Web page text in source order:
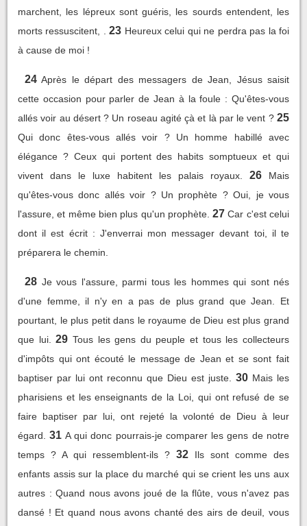
marchent, les lépreux sont guéris, les sourds entendent, les
morts ressuscitent, .
23 Heureux celui qui ne perdra pas la foi
à cause de moi !
24 Après le départ des messagers de Jean, Jésus saisit
cette occasion pour parler de Jean à la foule : Qu'êtes-vous
allés voir au désert ? Un roseau agité çà et là par le vent ? 25
Qui donc êtes-vous allés voir ? Un homme habillé avec
élégance ? Ceux qui portent des habits somptueux et qui
vivent dans le luxe habitent les palais royaux.
26
Mais
qu'êtes-vous donc allés voir ? Un prophète ? Oui, je vous
l'assure, et même bien plus qu'un prophète. 27 Car c'est celui
dont il est écrit : J'enverrai mon messager devant toi, il te
préparera le chemin.
28 Je vous l'assure, parmi tous les hommes qui sont nés
d'une femme, il n'y en a pas de plus grand que Jean. Et
pourtant, le plus petit dans le royaume de Dieu est plus grand
que lui.
29 Tous les gens du peuple et tous les collecteurs
d'impôts qui ont écouté le message de Jean et se sont fait
baptiser par lui ont reconnu que Dieu est juste.
30 Mais les
pharisiens et les enseignants de la Loi, qui ont refusé de se
faire baptiser par lui, ont rejeté la volonté de Dieu à leur
égard.
31 A qui donc pourrais-je comparer les gens de notre
temps ? A qui ressemblent-ils ? 32
Ils sont comme des
enfants assis sur la place du marché qui se crient les uns aux
autres : Quand nous avons joué de la flûte, vous n'avez pas
dansé ! Et quand nous avons chanté des airs de deuil, vous